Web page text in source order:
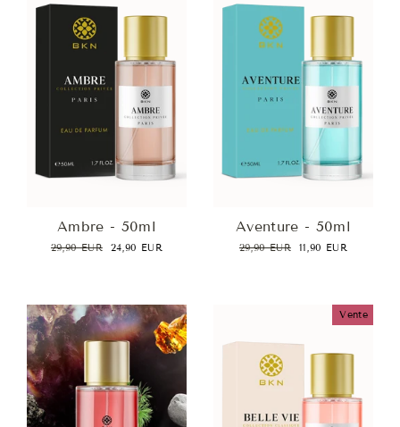
Ambre - 50ml
Prix
29,90 EUR
Prix
24,90 EUR
Aventure - 50ml
Prix
29,90 EUR
Prix
11,90 EUR
Vente